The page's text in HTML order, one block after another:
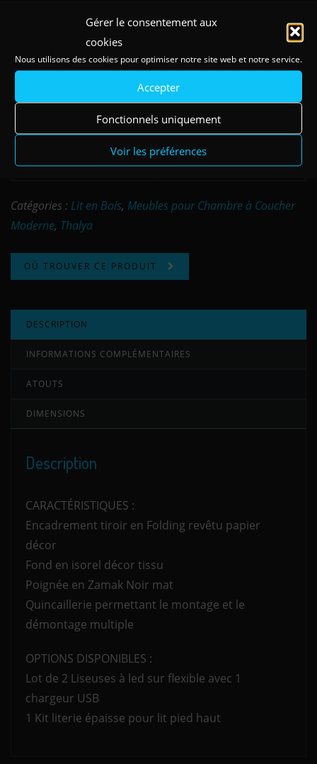
Gérer le consentement aux
cookies
Nous utilisons des cookies pour optimiser notre site web et notre service.
Accepter
Fonctionnels uniquement
Voir les préférences
160x200 cm - chene
Ref: THA160200-THA32-
160x200 cm - olmo sabi Ref: THA160200-THA32-O
R
180x200 cm - olmo sabi Ref: THA180200-THA32-O
Catégories : Lit en Bois, Meubles pour Chambre à Coucher
Moderne, Thalya
OÙ TROUVER CE PRODUIT
DESCRIPTION
INFORMATIONS COMPLÉMENTAIRES
ATOUTS
DIMENSIONS
Description
CARACTÉRISTIQUES :
Encadrement tiroir en Folding revêtu papier
décor
Fond en isorel décor tissu
Poignée en Zamak Noir mat
Quincaillerie permettant le montage et le
démontage multiple
OPTIONS DISPONIBLES :
Lot de 2 Liseuses à led sur flexible avec 1
chargeur USB
1 Kit literie épaisse pour lit pied haut